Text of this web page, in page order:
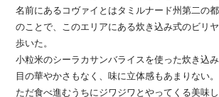
名前にあるコヴァイとはタミルナード州第二の
のことで、このエリアにある炊き込み式のビリ
歩いた。
小粒米のシーラカサンバライスを使った炊き込
目の華やかさもなく、味に立体感もあまりない。
ただ食べ進むうちにジワジワとやってくる美味